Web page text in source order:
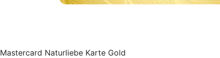
Mastercard Naturliebe Karte Gold